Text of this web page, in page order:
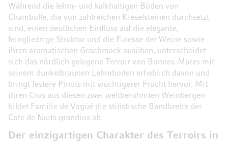
Während die lehm- und kalkhaltigen Böden von
Chambolle, die von zahlreichen Kieselsteinen durchsetzt
sind, einen deutlichen Einfluss auf die elegante,
feingliedrige Struktur und die Finesse der Weine sowie
ihren aromatischen Geschmack ausüben, unterscheidet
sich das nördlich gelegene Terroir von Bonnes-Mares mit
seinem dunkelbraunen Lehmboden erheblich davon und
bringt festere Pinots mit wuchtigerer Frucht hervor. Mit
ihren Crus aus diesen zwei weltberühmten Weinbergen
bildet Familie de Vogüé die stilistische Bandbreite der
Cote de Nuits grandios ab.
Der einzigartigen Charakter des Terroirs in